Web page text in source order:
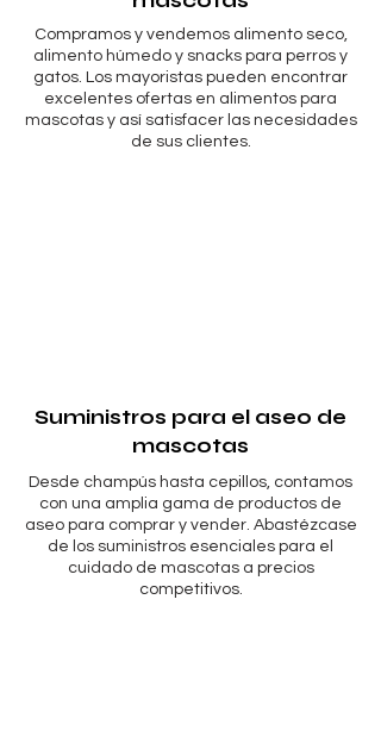
Compramos y vendemos alimento seco,
alimento húmedo y snacks para perros y
gatos. Los mayoristas pueden encontrar
excelentes ofertas en alimentos para
mascotas y así satisfacer las necesidades
de sus clientes.
Suministros para el aseo de
mascotas
Desde champús hasta cepillos, contamos
con una amplia gama de productos de
aseo para comprar y vender. Abastézcase
de los suministros esenciales para el
cuidado de mascotas a precios
competitivos.